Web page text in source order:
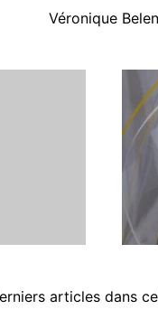
Véronique Belen
articles dans